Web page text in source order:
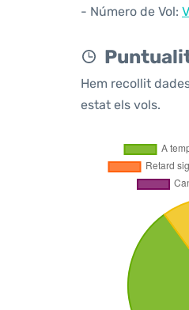
- Número de Vol:
Hem recollit
estat els vols.